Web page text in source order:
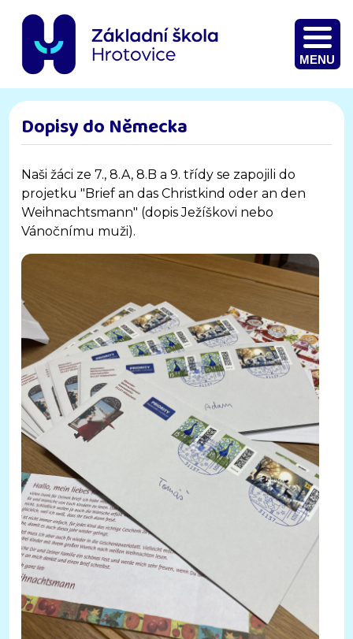
MENU
Dopisy do Německa
Naši žáci ze 7., 8.A, 8.B a 9. třídy se zapojili do
projetku "Brief an das Christkind oder an den
Weihnachtsmann" (dopis Ježíškovi nebo
Vánočnímu muži).